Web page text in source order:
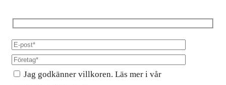
Jag godkänner villkoren. Läs mer i vår